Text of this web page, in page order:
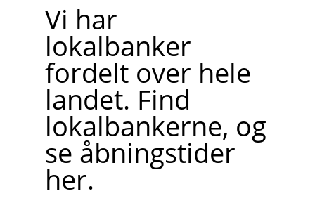
Vi har
lokalbanker
fordelt over hele
landet. Find
lokalbankerne, og
se åbningstider
her.